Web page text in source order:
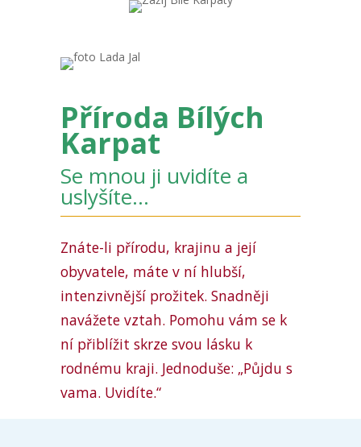
Příroda Bílých
Karpat
Se mnou ji uvidíte a
uslyšíte…
Znáte-li přírodu, krajinu a její
obyvatele, máte v ní hlubší,
intenzivnější prožitek. Snadněji
navážete vztah. Pomohu vám se k
ní přiblížit skrze svou lásku k
rodnému kraji. Jednoduše: „Půjdu s
vama. Uvidíte.“